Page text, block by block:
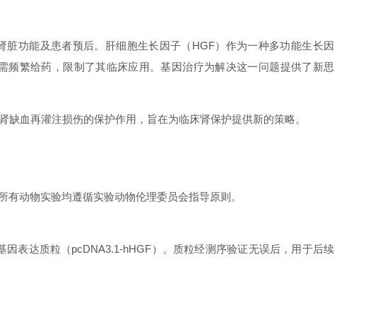
功能及患者预后。肝细胞生长因子（HGF）作为一种多功能生长因
繁给药，限制了其临床应用。基因治疗为解决这一问题提供了新思
血再灌注损伤的保护作用，旨在为临床肾保护提供新的策略。
动物实验均遵循实验动物伦理委员会指导原则。
表达质粒（pcDNA3.1-hHGF）。质粒经测序验证无误后，用于后续